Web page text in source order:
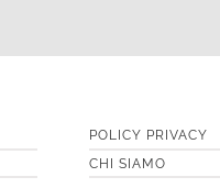
POLICY PRIVACY
CHI SIAMO